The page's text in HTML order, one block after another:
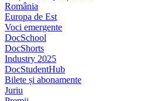
România
Europa de Est
Voci emergente
DocSchool
DocShorts
Industry 2025
DocStudentHub
Bilete și abonamente
Juriu